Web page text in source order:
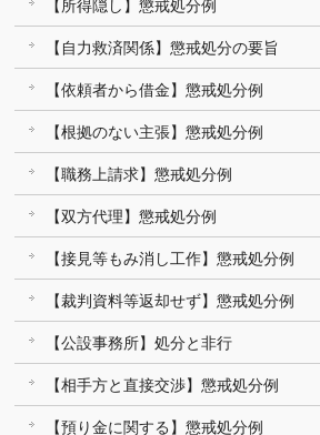
【所得隠し】懲戒処分例
【自力救済関係】懲戒処分の要旨
【依頼者から借金】懲戒処分例
【根拠のない主張】懲戒処分例
【職務上請求】懲戒処分例
【双方代理】懲戒処分例
【接見等もみ消し工作】懲戒処分例
【裁判資料等返却せず】懲戒処分例
【公設事務所】処分と非行
【相手方と直接交渉】懲戒処分例
【預り金に関する】懲戒処分例